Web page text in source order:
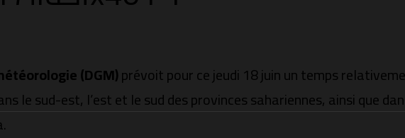
(DGM)prévoit pour ce jeudi 18 juin un temps
le sud-est, l’est et le sud des provinces sahariennes, ainsi que